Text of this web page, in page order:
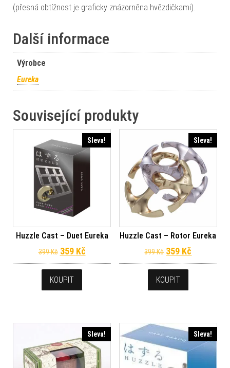
(přesná obtížnost je graficky znázorněna hvězdičkami).
Další informace
Výrobce
Eureka
Související produkty
Sleva!
Huzzle Cast – Duet Eureka
399Kč Původní cena byla: 399 Kč.
359 KčAktuální cena je: 359 Kč.
KOUPIT
Sleva!
Huzzle Cast – Rotor Eureka
399Kč Původní cena
359 Kč
KOUPIT
Sleva! Sleva!